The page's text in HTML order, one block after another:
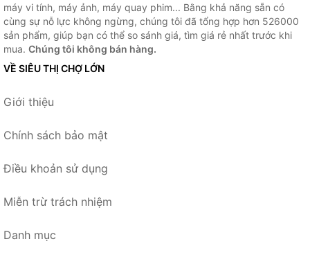
máy vi tính, máy ảnh, máy quay phim... Bằng khả năng sẵn có
cùng sự nỗ lực không ngừng, chúng tôi đã tổng hợp hơn 526000
sản phẩm, giúp bạn có thể so sánh giá, tìm giá rẻ nhất trước khi
mua. Chúng tôi không bán hàng.
VỀ SIÊU THỊ CHỢ LỚN
Giới thiệu
Chính sách bảo mật
Điều khoản sử dụng
Miễn trừ trách nhiệm
Danh mục